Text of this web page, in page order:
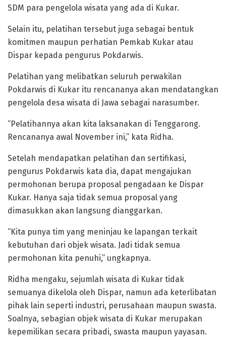
SDM para pengelola wisata yang ada di Kukar.
Selain itu, pelatihan tersebut juga sebagai bentuk
komitmen maupun perhatian Pemkab Kukar atau
Dispar kepada pengurus Pokdarwis.
Pelatihan yang melibatkan seluruh perwakilan
Pokdarwis di Kukar itu rencananya akan mendatangkan
pengelola desa wisata di Jawa sebagai narasumber.
“Pelatihannya akan kita laksanakan di Tenggarong.
Rencananya awal November ini,” kata Ridha.
Setelah mendapatkan pelatihan dan sertifikasi,
pengurus Pokdarwis kata dia, dapat mengajukan
permohonan berupa proposal pengadaan ke Dispar
Kukar. Hanya saja tidak semua proposal yang
dimasukkan akan langsung dianggarkan.
“Kita punya tim yang meninjau ke lapangan terkait
kebutuhan dari objek wisata. Jadi tidak semua
permohonan kita penuhi,” ungkapnya.
Ridha mengaku, sejumlah wisata di Kukar tidak
semuanya dikelola oleh Dispar, namun ada keterlibatan
pihak lain seperti industri, perusahaan maupun swasta.
Soalnya, sebagian objek wisata di Kukar merupakan
kepemilikan secara pribadi, swasta maupun yayasan.